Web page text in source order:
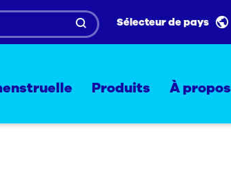
Sélecteur de pays
Produits À propos